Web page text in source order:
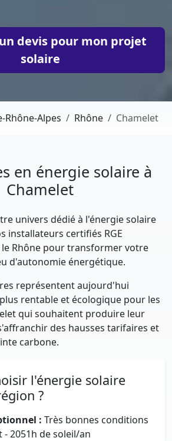
devis pour mon projet
solaire
Rhône-Alpes Rhône Chamelet
en énergie solaire à
Chamelet
univers dédié à l'énergie solaire
installateurs certifiés RGE
Rhône pour transformer votre
d'autonomie énergétique.
représentent aujourd'hui
rentable et écologique pour les
qui souhaitent produire leur
des hausses tarifaires et
carbone.
l'énergie solaire
?
: Très bonnes conditions
2051h de soleil/an